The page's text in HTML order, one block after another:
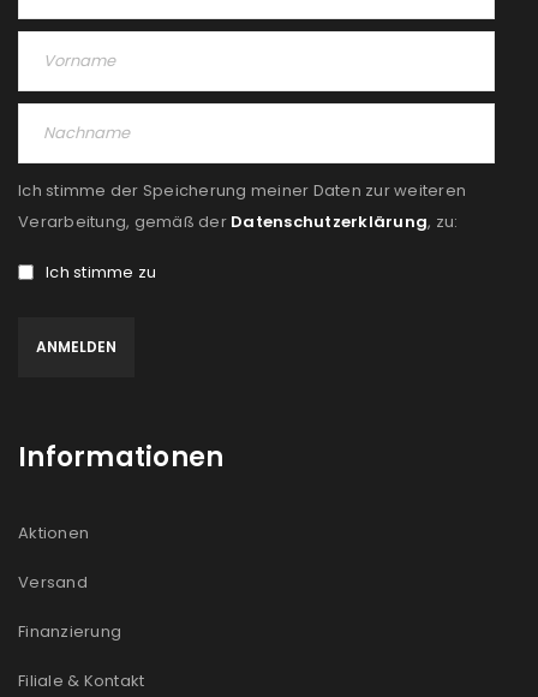
Angemeldet bleiben
REGISTRIEREN
E-Mail-Adresse
NEWSLETTER ABONNIEREN
us
Ich stimme zu
akzeptiere die
Ich stimme der Speicherung meiner Daten zur weiteren
Verarbeitung, gemäß der Datenschutzerklärung, zu:
Ich stimme zu
Informationen
Aktionen
Versand
Finanzierung
Filiale & Kontakt